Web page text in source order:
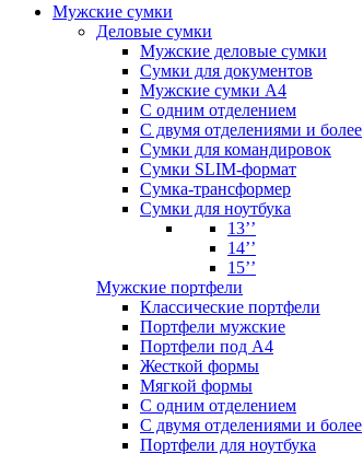
Мужские сумки
Деловые сумки
Мужские деловые сумки
Сумки для документов
Мужские сумки А4
С одним отделением
С двумя отделениями и более
Сумки для командировок
Сумки SLIM-формат
Сумка-трансформер
Сумки для ноутбука
13’’
14’’
15’’
Мужские портфели
Классические портфели
Портфели мужские
Портфели под А4
Жесткой формы
Мягкой формы
С одним отделением
С двумя отделениями и более
Портфели для ноутбука